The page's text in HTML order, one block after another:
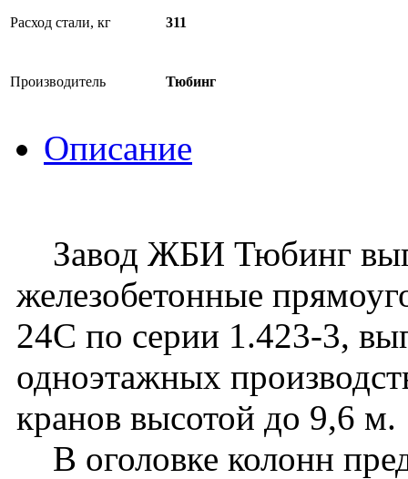
Расход стали, кг 311
Производитель Тюбинг
Описание
Завод ЖБИ Тюбинг
железобетонные
24C по серии 1.423-3,
одноэтажных
кранов высотой до 9,6 м.
В оголовке колонн